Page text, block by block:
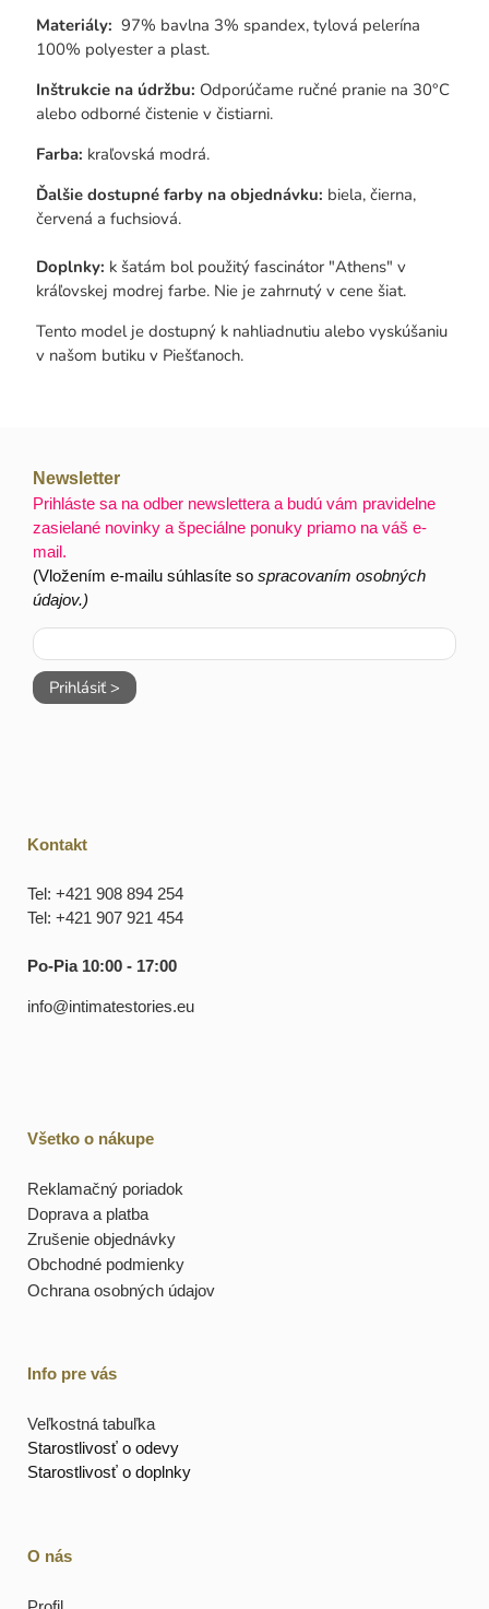
Materiály: 97% bavlna 3% spandex, tylová pelerína
100% polyester a plast.
Inštrukcie na údržbu: Odporúčame ručné pranie na 30°C
alebo odborné čistenie v čistiarni.
Farba: kraľovská modrá.
Ďalšie dostupné farby na objednávku: biela, čierna,
červená a fuchsiová.
Doplnky: k šatám bol použitý fascinátor "Athens" v
kráľovskej modrej farbe. Nie je zahrnutý v cene šiat.
Tento model je dostupný k nahliadnutiu alebo vyskúšaniu
v našom butiku v Piešťanoch.
Newsletter
Prihláste sa na odber newslettera a budú vám pravidelne
zasielané novinky a špeciálne ponuky priamo na váš e-
mail.
(Vložením e-mailu súhlasíte sospracovaním osobných
údajov.)
Prihlásiť >
Kontakt
Tel: +421 908 894 254
Tel: +421 907 921 454
Po-Pia 10:00 - 17:00
info@intimatestories.eu
Všetko o nákupe
Reklamačný poriadok
Doprava a platba
Zrušenie objednávky
Obchodné podmienky
Ochrana osobných údajov
Info pre vás
Veľkostná tabuľka
Starostlivosť o odevy
Starostlivosť o doplnky
O nás